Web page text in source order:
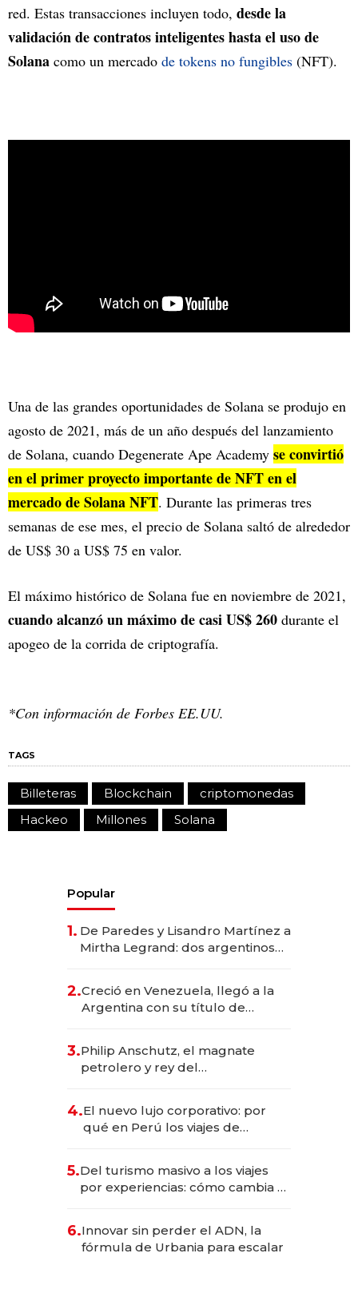
red. Estas transacciones incluyen todo, desde la
validación de contratos inteligentes hasta el uso de
Solana como un mercado de tokens no fungibles (NFT).
Una de las grandes oportunidades de Solana se produjo en
agosto de 2021, más de un año después del lanzamiento
de Solana, cuando Degenerate Ape Academy se convirtió
en el primer proyecto importante de NFT en el
mercado de Solana NFT. Durante las primeras tres
semanas de ese mes, el precio de Solana saltó de alrededor
de US$ 30 a US$ 75 en valor.
El máximo histórico de Solana fue en noviembre de 2021,
cuando alcanzó un máximo de casi US$ 260 durante el
apogeo de la corrida de criptografía.
*Con información de Forbes EE.UU.
TAGS
Billeteras Blockchain
criptomonedas
Hackeo
Millones Solana
Popular
1. De Paredes y Lisandro Martínez a
Mirtha Legrand: dos argentinos
2.Creció en Venezuela, llegó a la
Argentina con su título de
las marcas "fast premium"
3.Philip Anschutz, el magnate
petrolero y rey del
Fénix
4.El nuevo lujo corporativo: por
qué en Perú los viajes de
transformadoras
5.Del turismo masivo a los viajes
por experiencias: cómo cambia el
6.Innovar sin perder el ADN, la
fórmula de Urbania para escalar